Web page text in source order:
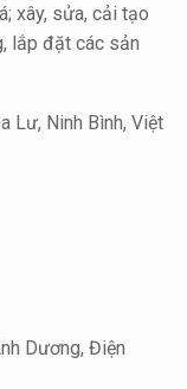
xây, sửa, cải tạo
lắp đặt các sản
Lư, Ninh Bình, Việt
Dương, Điện